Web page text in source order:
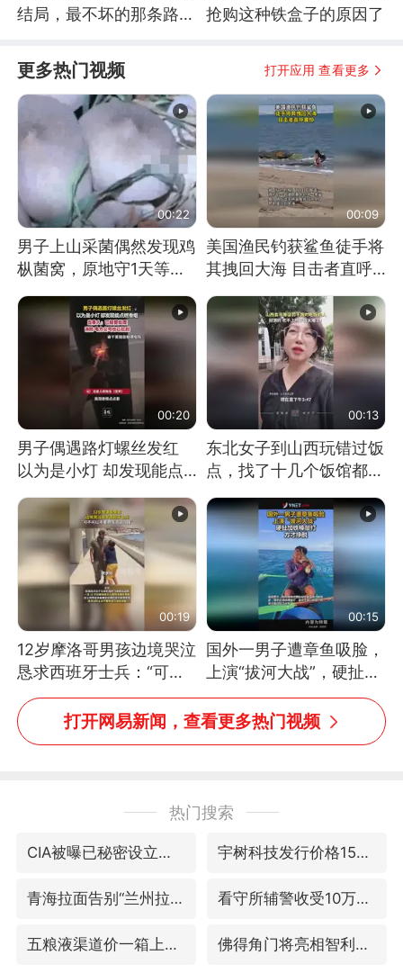
结局，最不坏的那条路是
抢购这种铁盒子的原因了
更多热门视频 打开应用 查看更多
00:22
男子上山采菌偶然发现鸡
枞菌窝，原地守1天等它
00:09
美国渔民钓获鲨鱼徒手将
其拽回大海 目击者直呼
消息）
00:20
男子偶遇路灯螺丝发红
以为是小灯 却发现能点
处理
00:13
东北女子到山西玩错过饭
点，找了十几个饭馆都没
00:19
12岁摩洛哥男孩边境哭泣
恳求西班牙士兵：“可不
可以不要把我遣返回国”
00:15
国外一男子遭章鱼吸脸，
上演“拔河大战”，硬扯加
铁棒敲打方才挣脱
打开网易新闻，查看更多热门视频
热门搜索
CIA被曝已秘密设立古巴工作组 宇树科技发行价格150.80元/股
青海拉面告别“兰州拉面” 看守所辅警收受10万获刑1年
五粮液渠道价一箱上涨近百元 佛得角门将亮相智利俱乐部主场